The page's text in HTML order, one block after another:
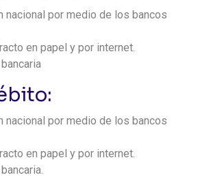
nacional por medio de los bancos
en papel y por internet.
nacional por medio de los bancos
en papel y por internet.